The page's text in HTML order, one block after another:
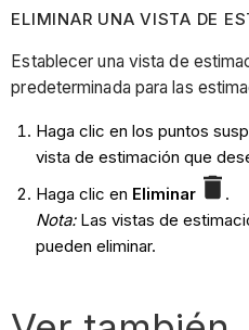
ELIMINAR UNA VISTA DE
Establecer una vista de
predeterminada para las
Haga clic en los puntos
vista de estimación que
Haga clic en Eliminar
.
Nota: Las vistas de
pueden eliminar.